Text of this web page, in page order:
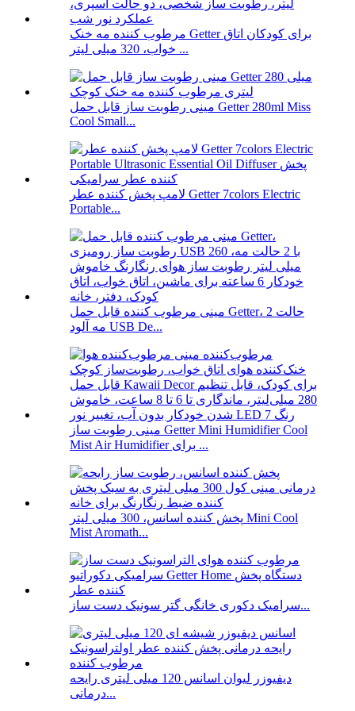
مرطوب کننده مه خنک Getter برای کودکان اتاق
خواب، 320 میلی لیتر ...
مینی رطوبت ساز قابل حمل Getter 280ml Miss
Cool Small...
لامپ پخش کننده عطر Getter 7colors Electric
Portable...
مینی مرطوب کننده قابل حمل Getter، 2 حالت
مه آلود USB De...
مینی رطوبت ساز Getter Mini Humidifier Cool
Mist Air Humidifier برای ...
پخش کننده اسانس، 300 میلی لیتر Mini Cool
Mist Aromath...
سرامیک دکوری خانگی گتر سونیک دست ساز...
دیفیوزر لیوان اسانس 120 میلی لیتری رایحه
درمانی...